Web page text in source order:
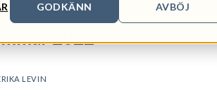
GODKÄNN AVBÖJ
2022
LEVIN